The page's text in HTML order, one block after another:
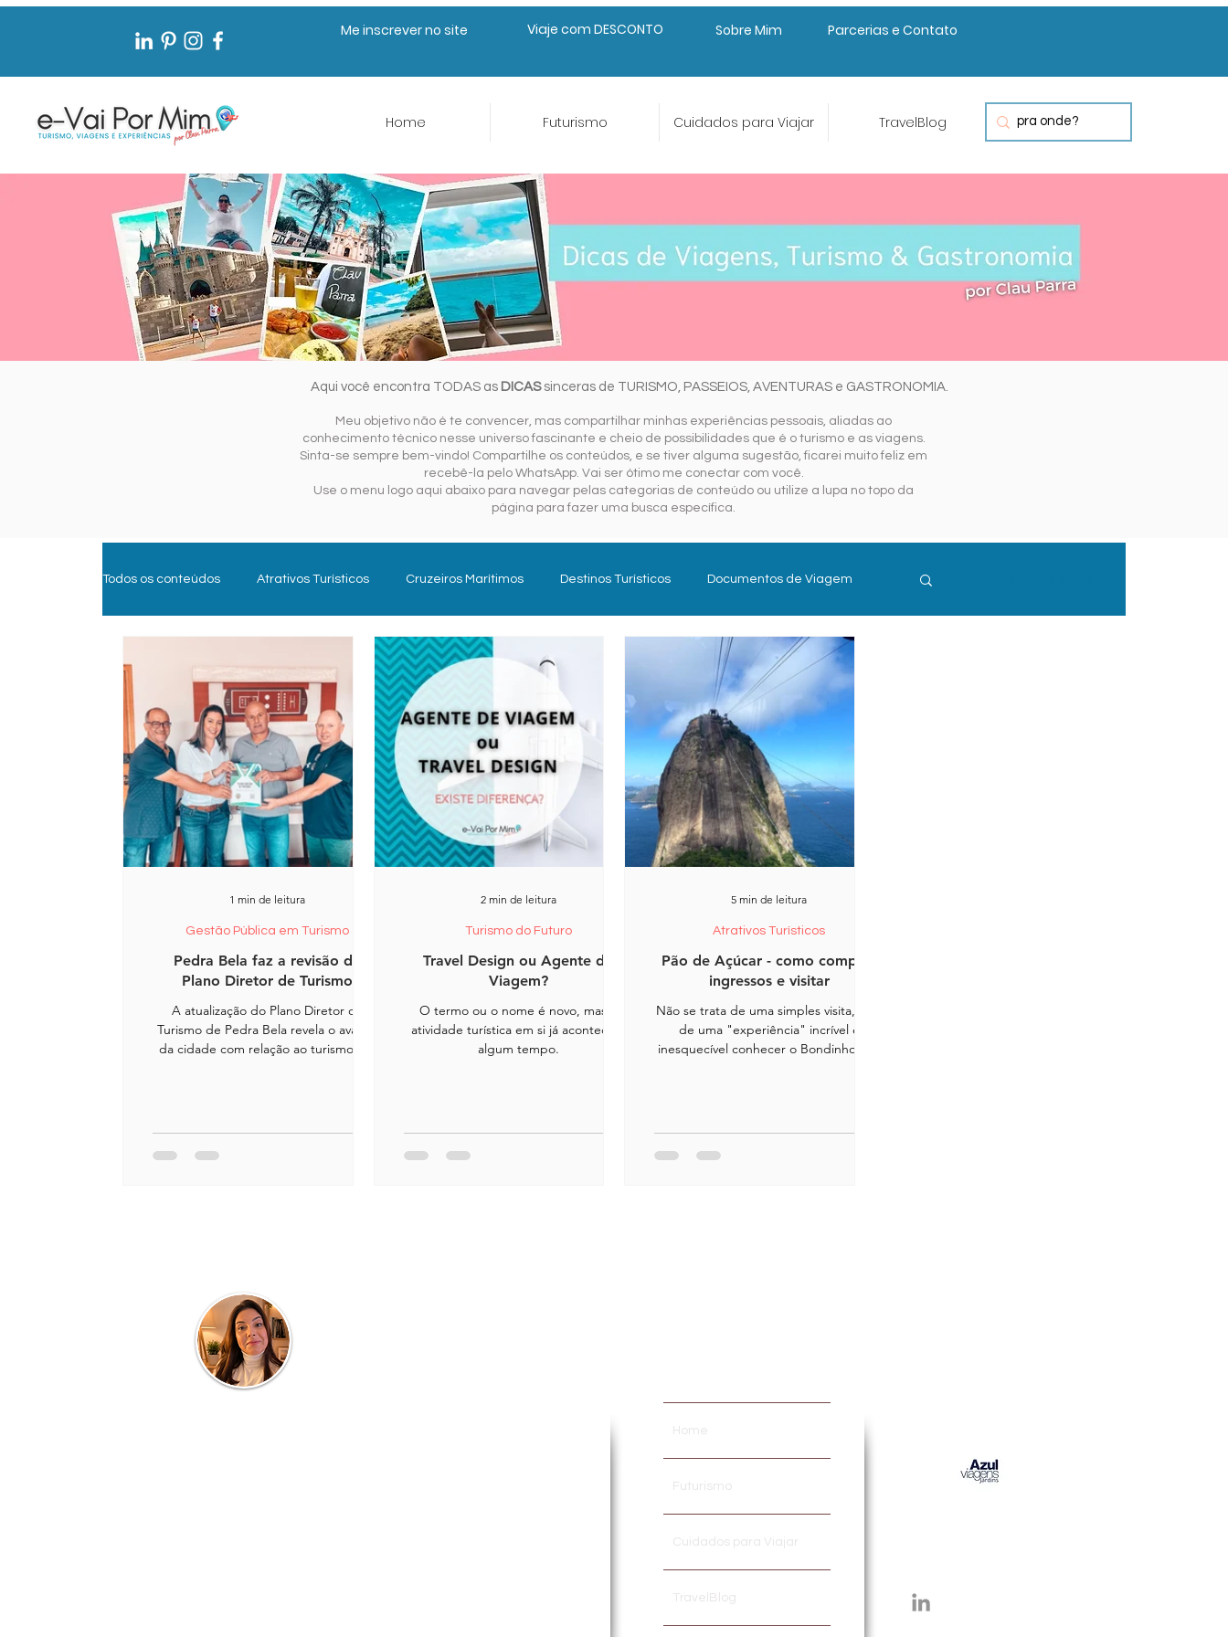
Me inscrever no site Viaje com DESCONTO Sobre Mim Parcerias e Contato
Home Futurismo Cuidados para Viajar TravelBlog
Aqui você encontra TODAS as DICASsinceras de TURISMO, PASSEIOS, AVENTURAS e GASTRONOMIA.
Meu objetivo não é te convencer, mas compartilhar minhas experiências pessoais, aliadas ao
conhecimento técnico nesse universo fascinante e cheio de possibilidades que é o turismo e as viagens.
Sinta-se sempre bem-vindo! Compartilhe os conteúdos, e se tiver alguma sugestão, ficarei muito feliz em
recebê-la pelo WhatsApp. Vai ser ótimo me conectar com você.
Use o menu logo aqui abaixo para navegar pelas categorias de conteúdo ou utilize a lupa no topo da
página para fazer uma busca específica.
Todos os conteúdos Atrativos Turísticos Cruzeiros Marítimos Destinos Turísticos Documentos de Viagem
Gastroturismo Gestão Pública em Turismo Planejar para Viajar Seguro Viagem
Trade Turístico Turismo de Sol e Mar Turismo do Futuro Turismologo Internacional
Parques Temáticos
Pedra Bela faz a revisão do
Plano Diretor de Turismo
A atualização do Plano Diretor de
Turismo de Pedra Bela revela o avanço
da cidade com relação ao turismo e o
Gestão Pública em Turismo
1 min de leitura
Travel Design ou Agente de
Viagem?
O termo ou o nome é novo, mas a
atividade turística em si já acontece a
algum tempo.
Turismo do Futuro
2 min de leitura
Pão de Açúcar - como comprar
ingressos e visitar
Não se trata de uma simples visita, mas
de uma "experiência" incrível e
inesquecível conhecer o Bondinho Pão
Atrativos Turísticos
5 min de leitura
Home
Futurismo
Cuidados para Viajar
TravelBlog